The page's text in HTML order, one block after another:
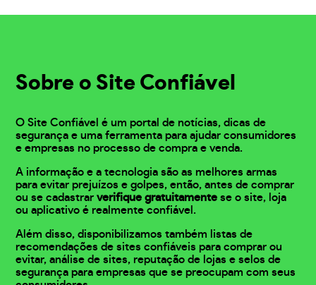
Sobre o Site Confiável
O Site Confiável é um portal de notícias, dicas de
segurança e uma ferramenta para ajudar consumidores
e empresas no processo de compra e venda.
A informação e a tecnologia são as melhores armas
para evitar prejuízos e golpes, então, antes de comprar
ou se cadastrarverifique gratuitamente se o site, loja
ou aplicativo é realmente confiável.
Além disso, disponibilizamos também listas de
recomendações de sites confiáveis para comprar ou
evitar, análise de sites, reputação de lojas e selos de
segurança para empresas que se preocupam com seus